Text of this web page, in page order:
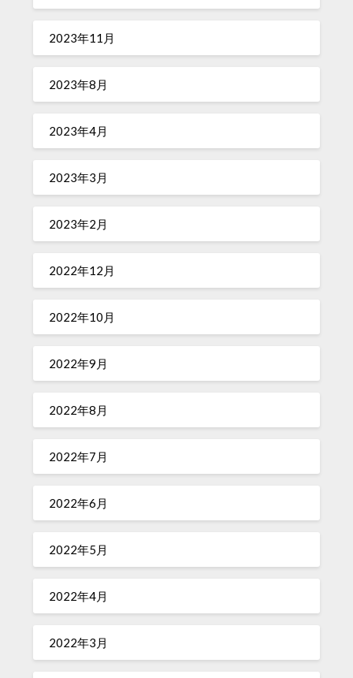
2023年11月
2023年8月
2023年4月
2023年3月
2023年2月
2022年12月
2022年10月
2022年9月
2022年8月
2022年7月
2022年6月
2022年5月
2022年4月
2022年3月